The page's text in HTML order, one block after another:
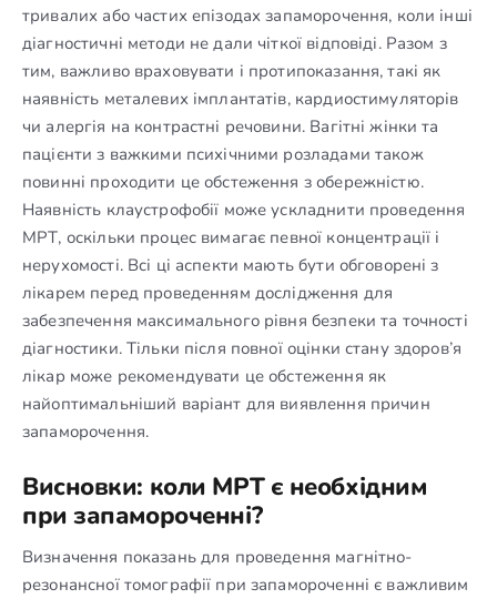
тривалих або частих епізодах запаморочення, коли інші
діагностичні методи не дали чіткої відповіді. Разом з
тим, важливо враховувати і протипоказання, такі як
наявність металевих імплантатів, кардиостимуляторів
чи алергія на контрастні речовини. Вагітні жінки та
пацієнти з важкими психічними розладами також
повинні проходити це обстеження з обережністю.
Наявність клаустрофобії може ускладнити проведення
МРТ, оскільки процес вимагає певної концентрації і
нерухомості. Всі ці аспекти мають бути обговорені з
лікарем перед проведенням дослідження для
забезпечення максимального рівня безпеки та точності
діагностики. Тільки після повної оцінки стану здоров’я
лікар може рекомендувати це обстеження як
найоптимальніший варіант для виявлення причин
запаморочення.
Висновки: коли МРТ є необхідним
при запамороченні?
Визначення показань для проведення магнітно-
резонансної томографії при запамороченні є важливим